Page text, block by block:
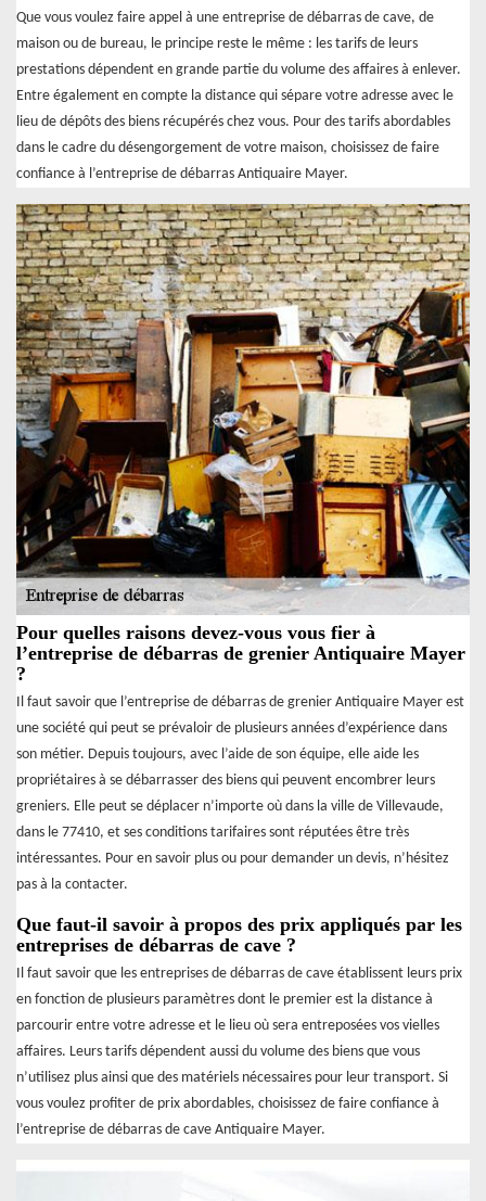
Que vous voulez faire appel à une entreprise de débarras de cave, de
maison ou de bureau, le principe reste le même : les tarifs de leurs
prestations dépendent en grande partie du volume des affaires à enlever.
Entre également en compte la distance qui sépare votre adresse avec le
lieu de dépôts des biens récupérés chez vous. Pour des tarifs abordables
dans le cadre du désengorgement de votre maison, choisissez de faire
confiance à l’entreprise de débarras Antiquaire Mayer.
Pour quelles raisons devez-vous vous fier à
l’entreprise de débarras de grenier Antiquaire Mayer
?
Il faut savoir que l’entreprise de débarras de grenier Antiquaire Mayer est
une société qui peut se prévaloir de plusieurs années d’expérience dans
son métier. Depuis toujours, avec l’aide de son équipe, elle aide les
propriétaires à se débarrasser des biens qui peuvent encombrer leurs
greniers. Elle peut se déplacer n’importe où dans la ville de Villevaude,
dans le 77410, et ses conditions tarifaires sont réputées être très
intéressantes. Pour en savoir plus ou pour demander un devis, n’hésitez
pas à la contacter.
Que faut-il savoir à propos des prix appliqués par les
entreprises de débarras de cave ?
Il faut savoir que les entreprises de débarras de cave établissent leurs prix
en fonction de plusieurs paramètres dont le premier est la distance à
parcourir entre votre adresse et le lieu où sera entreposées vos vielles
affaires. Leurs tarifs dépendent aussi du volume des biens que vous
n’utilisez plus ainsi que des matériels nécessaires pour leur transport. Si
vous voulez profiter de prix abordables, choisissez de faire confiance à
l’entreprise de débarras de cave Antiquaire Mayer.